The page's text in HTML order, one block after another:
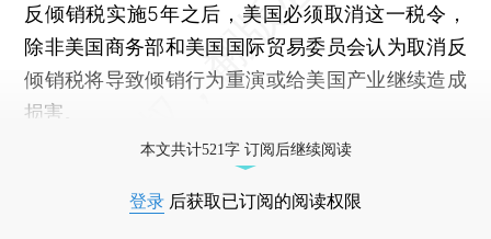
反倾销税实施5年之后，美国必须取消这一税令，
除非美国商务部和美国国际贸易委员会认为取消反
倾销税将导致倾销行为重演或给美国产业继续造成
损害。
本文共计521字 订阅后继续阅读
登录 后获取已订阅的阅读权限